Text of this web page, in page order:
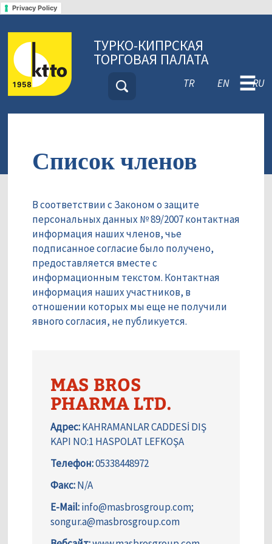
Privacy Policy
ТУРКО-КИПРСКАЯ
ТОРГОВАЯ ПАЛАТА
TR EN RU
☰
Список членов
В соответствии с Законом о защите
персональных данных № 89/2007 контактная
информация наших членов, чье
подписанное согласие было получено,
предоставляется вместе с
информационным текстом. Контактная
информация наших участников, в
отношении которых мы еще не получили
явного согласия, не публикуется.
MAS BROS
PHARMA LTD.
Адрес:KAHRAMANLAR CADDESİ DIŞ
KAPI NO:1 HASPOLAT LEFKOŞA
Телефон:05338448972
Факс:N/A
E-Mail:info@masbrosgroup.com;
songur.a@masbrosgroup.com